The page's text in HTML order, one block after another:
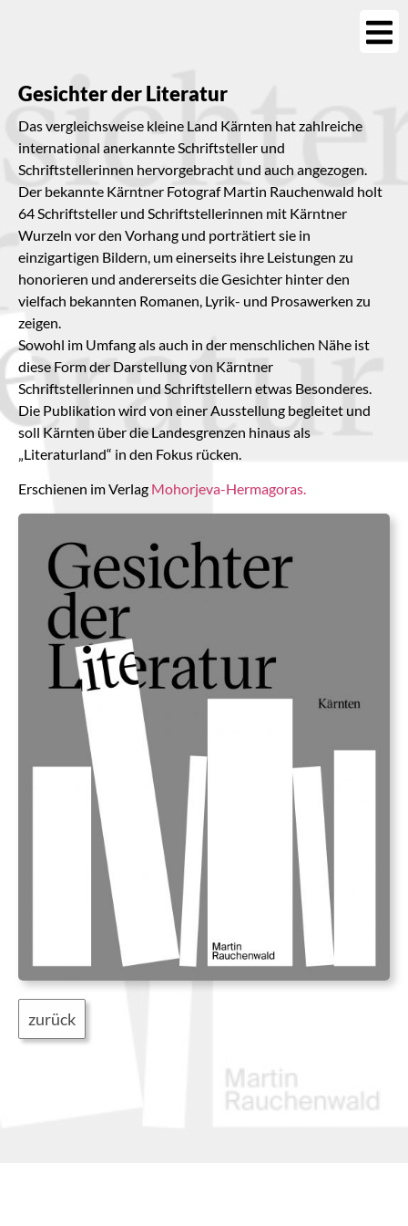
Gesichter der Literatur
Das vergleichsweise kleine Land Kärnten hat zahlreiche
international anerkannte Schriftsteller und
Schriftstellerinnen hervorgebracht und auch angezogen.
Der bekannte Kärntner Fotograf Martin Rauchenwald holt
64 Schriftsteller und Schriftstellerinnen mit Kärntner
Wurzeln vor den Vorhang und porträtiert sie in
einzigartigen Bildern, um einerseits ihre Leistungen zu
honorieren und andererseits die Gesichter hinter den
vielfach bekannten Romanen, Lyrik- und Prosawerken zu
zeigen.
Sowohl im Umfang als auch in der menschlichen Nähe ist
diese Form der Darstellung von Kärntner
Schriftstellerinnen und Schriftstellern etwas Besonderes.
Die Publikation wird von einer Ausstellung begleitet und
soll Kärnten über die Landesgrenzen hinaus als
„Literaturland“ in den Fokus rücken.
Erschienen im Verlag Mohorjeva-Hermagoras.
zurück